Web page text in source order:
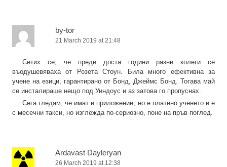
by-tor
21 March 2019 at 21:48
Сетих се, че преди доста години разни колеги се
въодушевяваха от Розета Стоун. Била много ефективна за
учене на езици, гарантирано от Бонд, Джеймс Бонд. Тогава май
се инсталираше нещо под Уиндоус и аз затова го пропуснах.
Сега гледам, че имат и приложение, но е платено ученето и е
с месечни такси, но изглежда по-сериозно, поне на пръв поглед.
Ardavast Dayleryan
26 March 2019 at 12:38